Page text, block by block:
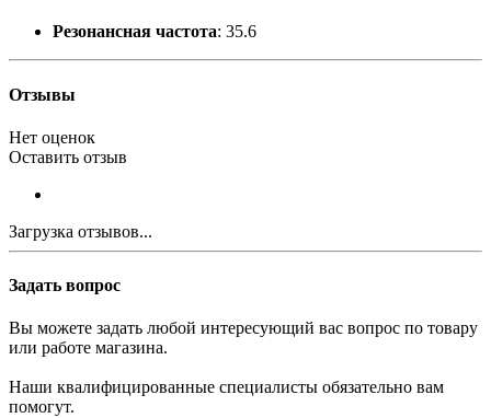
Резонансная частота: 35.6
Отзывы
Нет оценок
Оставить отзыв
Загрузка отзывов...
Задать вопрос
Вы можете задать любой интересующий вас вопрос по товару
или работе магазина.
Наши квалифицированные специалисты обязательно вам
помогут.